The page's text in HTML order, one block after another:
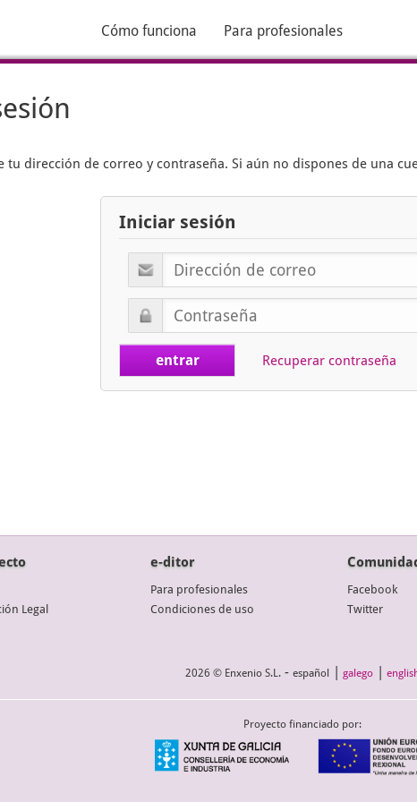
Cómo funciona Para profesionales
tu dirección de correo y contraseña. Si aún no dispones de una
Iniciar sesión
Recuperar contraseña
Legal
e-ditor
Para profesionales
Condiciones de uso
Facebook
Twitter
2026 © Enxenio S.L. - español galego
Proyecto financiado por: